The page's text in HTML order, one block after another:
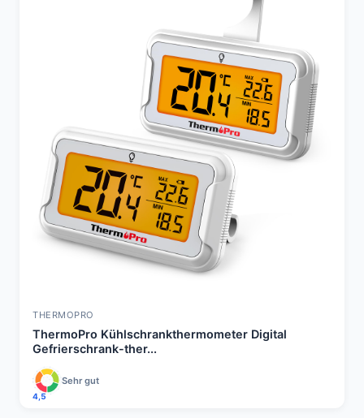
THERMOPRO
ThermoPro Kühlschrankthermometer Digital
Gefrierschrank-ther...
4,5
Sehr gut